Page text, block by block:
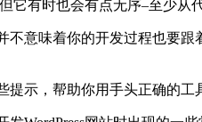
但它有时也会有点无序–至少
不意味着你的开发过程也要
提示，帮助你用手头正确的